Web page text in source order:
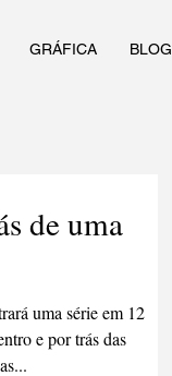
GRÁFICA BLOG
de uma
uma série em 12
e por trás das